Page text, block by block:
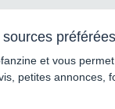
et vous
petites annonces,